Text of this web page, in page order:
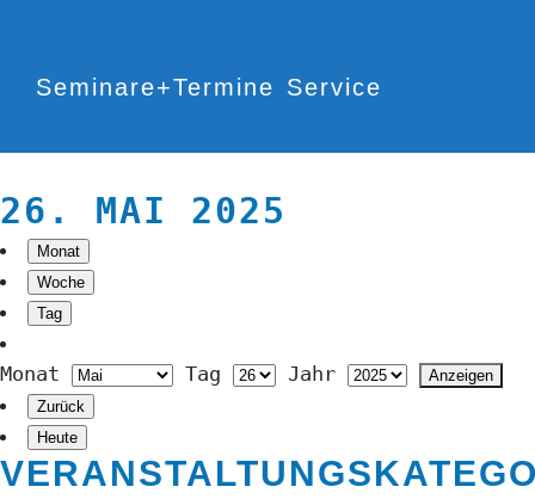
Seminare+Termine Service
26. MAI 2025
Monat
Woche
Tag
Monat Tag Jahr
Zurück
Heute